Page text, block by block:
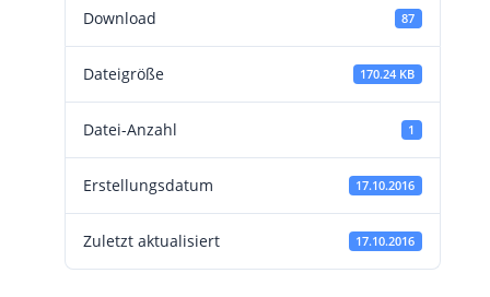
Download 87
Dateigröße 170.24 KB
Datei-Anzahl 1
Erstellungsdatum 17.10.2016
Zuletzt aktualisiert 17.10.2016